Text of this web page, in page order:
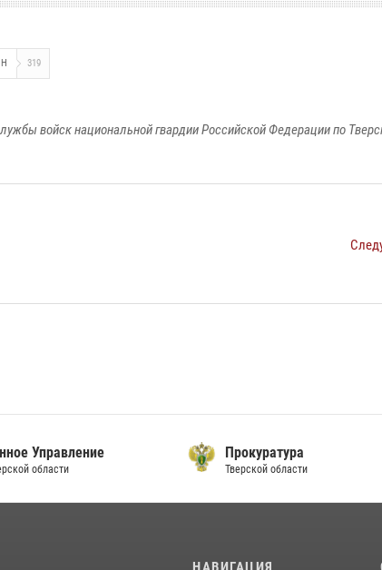
319
войск национальной гвардии Российской Федерации по
Управление
области
Прокуратура
Тверской области